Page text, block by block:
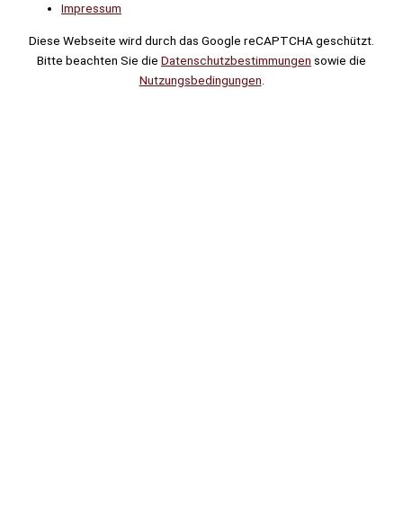
Impressum
Diese Webseite wird durch das Google reCAPTCHA geschützt.
Bitte beachten Sie die Datenschutzbestimmungen sowie die
Nutzungsbedingungen